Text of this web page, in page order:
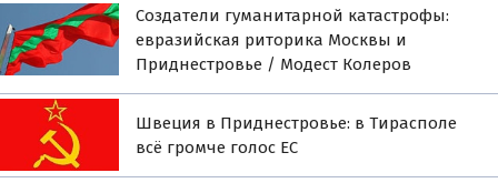
Создатели гуманитарной катастрофы:
евразийская риторика Москвы и
Приднестровье / Модест Колеров
Швеция в Приднестровье: в Тирасполе
всё громче голос ЕС